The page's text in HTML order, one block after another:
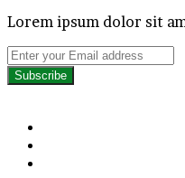
Lorem ipsum dolor sit
Enter
your
Email